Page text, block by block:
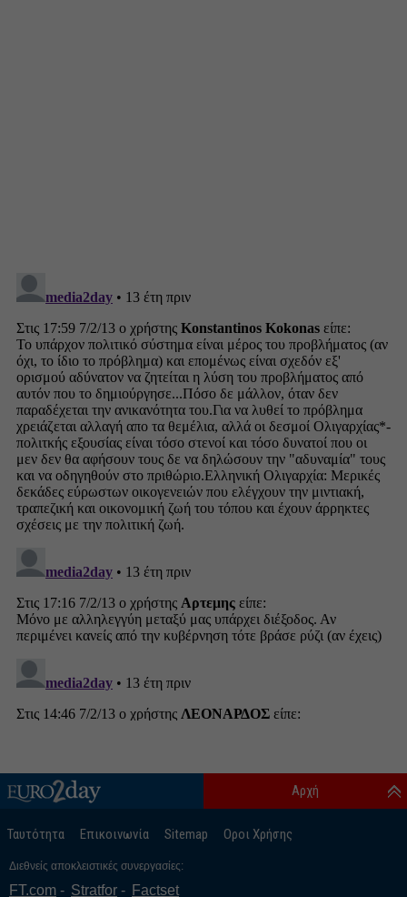
Ταυτότητα Επικοινωνία Sitemap Οροι Χρήσης
Αρχή
Διεθνείς αποκλειστικές συνεργασίες:
FT.com Stratfor Factset